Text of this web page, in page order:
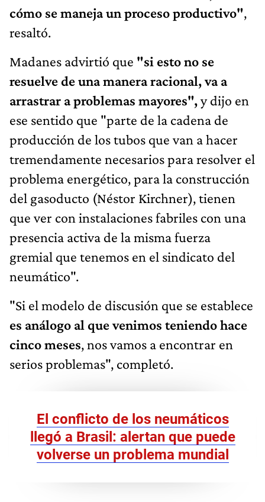
cómo se maneja un proceso productivo",
resaltó.
Madanes advirtió que "si esto no se
resuelve de una manera racional, va a
arrastrar a problemas mayores",y dijo en
ese sentido que "parte de la cadena de
producción de los tubos que van a hacer
tremendamente necesarios para resolver el
problema energético, para la construcción
del gasoducto (Néstor Kirchner), tienen
que ver con instalaciones fabriles con una
presencia activa de la misma fuerza
gremial que tenemos en el sindicato del
neumático".
"Si el modelo de discusión que se establece
es análogo al que venimos teniendo hace
cinco meses, nos vamos a encontrar en
serios problemas", completó.
El conflicto de los neumáticos
llegó a Brasil: alertan que puede
volverse un problema mundial